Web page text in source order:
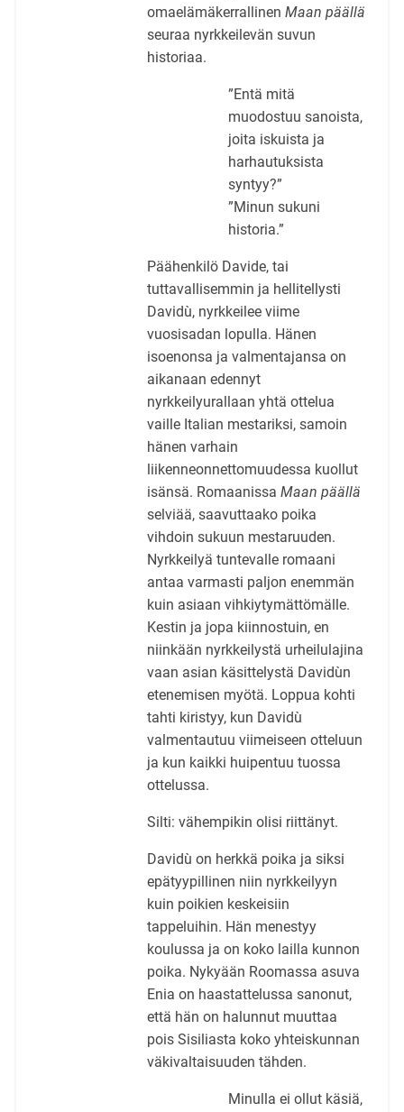
omaelämäkerrallinen Maan päällä
seuraa nyrkkeilevän suvun
historiaa.
”Entä mitä
muodostuu sanoista,
joita iskuista ja
harhautuksista
syntyy?”
”Minun sukuni
historia.”
Päähenkilö Davide, tai
tuttavallisemmin ja hellitellysti
Davidù, nyrkkeilee viime
vuosisadan lopulla. Hänen
isoenonsa ja valmentajansa on
aikanaan edennyt
nyrkkeilyurallaan yhtä ottelua
vaille Italian mestariksi, samoin
hänen varhain
liikenneonnettomuudessa kuollut
isänsä. Romaanissa Maan päällä
selviää, saavuttaako poika
vihdoin sukuun mestaruuden.
Nyrkkeilyä tuntevalle romaani
antaa varmasti paljon enemmän
kuin asiaan vihkiytymättömälle.
Kestin ja jopa kiinnostuin, en
niinkään nyrkkeilystä urheilulajina
vaan asian käsittelystä Davidùn
etenemisen myötä. Loppua kohti
tahti kiristyy, kun Davidù
valmentautuu viimeiseen otteluun
ja kun kaikki huipentuu tuossa
ottelussa.
Silti: vähempikin olisi riittänyt.
Davidù on herkkä poika ja siksi
epätyypillinen niin nyrkkeilyyn
kuin poikien keskeisiin
tappeluihin. Hän menestyy
koulussa ja on koko lailla kunnon
poika. Nykyään Roomassa asuva
Enia on haastattelussa sanonut,
että hän on halunnut muuttaa
pois Sisiliasta koko yhteiskunnan
väkivaltaisuuden tähden.
Minulla ei ollut käsiä,